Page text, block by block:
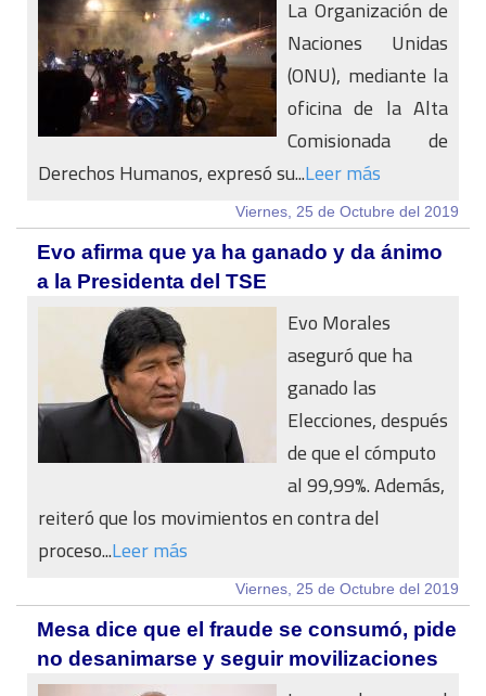
La Organización de
Naciones Unidas
(ONU), mediante la
oficina de la Alta
Comisionada de
Derechos Humanos, expresó su...Leer más
Viernes, 25 de Octubre del 2019
Evo afirma que ya ha ganado y da ánimo
a la Presidenta del TSE
Evo Morales
aseguró que ha
ganado las
Elecciones, después
de que el cómputo
al 99,99%. Además,
reiteró que los movimientos en contra del
proceso...Leer más
Viernes, 25 de Octubre del 2019
Mesa dice que el fraude se consumó, pide
no desanimarse y seguir movilizaciones